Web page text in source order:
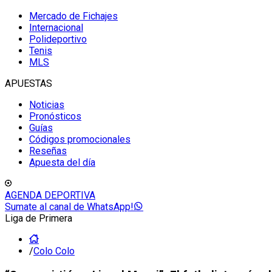
Mercado de Fichajes
Internacional
Polideportivo
Tenis
MLS
APUESTAS
Noticias
Pronósticos
Guías
Códigos promocionales
Reseñas
Apuesta del día
AGENDA DEPORTIVA
Sumate al canal de WhatsApp!
Liga de Primera
/Colo Colo